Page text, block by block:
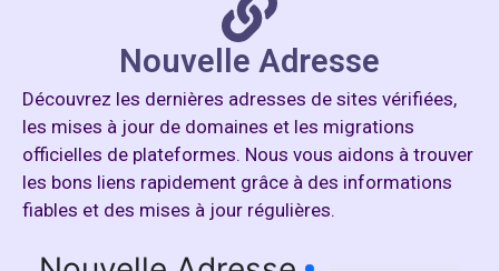
Nouvelle Adresse
Découvrez les dernières adresses de sites vérifiées,
les mises à jour de domaines et les migrations
officielles de plateformes. Nous vous aidons à trouver
les bons liens rapidement grâce à des informations
fiables et des mises à jour régulières.